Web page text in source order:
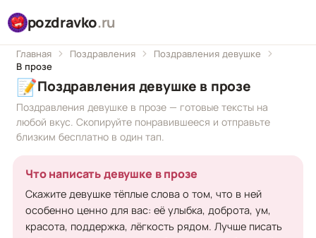
pozdravko.ru
Главная Поздравления
Поздравления девушке
В прозе
📝Поздравления девушке в прозе
Поздравления девушке в прозе — готовые тексты на
любой вкус. Скопируйте понравившееся и отправьте
близким бесплатно в один тап.
Что написать девушке в прозе
Скажите девушке тёплые слова о том, что в ней
особенно ценно для вас: её улыбка, доброта, ум,
красота, поддержка, лёгкость рядом. Лучше писать